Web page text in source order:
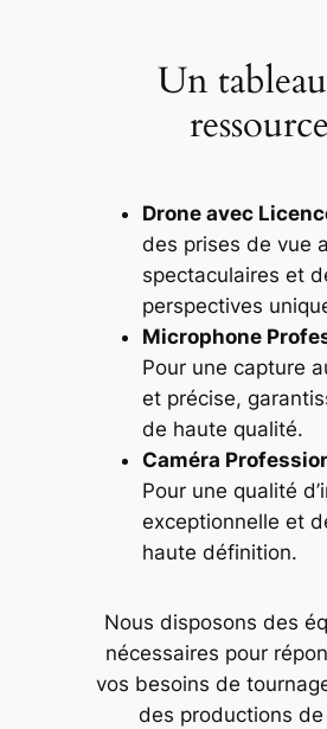
Un
Drone avec
des prises de vue
spectaculaires et
perspectives
Microphone
Pour une capture
et précise,
de haute qualité.
Caméra
Pour une qualité
exceptionnelle et
haute définition.
Nous disposons des
nécessaires pour
vos besoins de
des productions